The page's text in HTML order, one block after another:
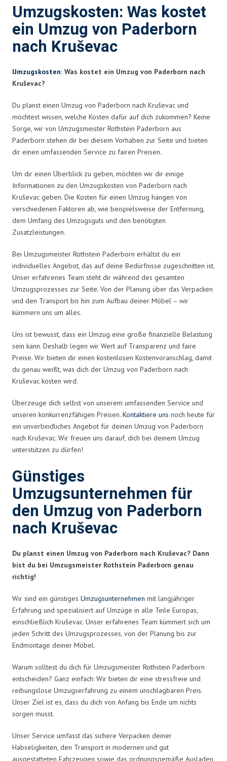
Umzugskosten: Was kostet
ein Umzug von Paderborn
nach Kruševac
Umzugskosten: Was kostet ein Umzug von Paderborn nach
Kruševac?
Du planst einen Umzug von Paderborn nach Kruševac und
möchtest wissen, welche Kosten dafür auf dich zukommen? Keine
Sorge, wir von Umzugsmeister Rothstein Paderborn aus
Paderborn stehen dir bei diesem Vorhaben zur Seite und bieten
dir einen umfassenden Service zu fairen Preisen.
Um dir einen Überblick zu geben, möchten wir dir einige
Informationen zu den Umzugskosten von Paderborn nach
Kruševac geben. Die Kosten für einen Umzug hängen von
verschiedenen Faktoren ab, wie beispielsweise der Entfernung,
dem Umfang des Umzugsguts und den benötigten
Zusatzleistungen.
Bei Umzugsmeister Rothstein Paderborn erhältst du ein
individuelles Angebot, das auf deine Bedürfnisse zugeschnitten ist.
Unser erfahrenes Team steht dir während des gesamten
Umzugsprozesses zur Seite. Von der Planung über das Verpacken
und den Transport bis hin zum Aufbau deiner Möbel – wir
kümmern uns um alles.
Uns ist bewusst, dass ein Umzug eine große finanzielle Belastung
sein kann. Deshalb legen wir Wert auf Transparenz und faire
Preise. Wir bieten dir einen kostenlosen Kostenvoranschlag, damit
du genau weißt, was dich der Umzug von Paderborn nach
Kruševac kosten wird.
Überzeuge dich selbst von unserem umfassenden Service und
unseren konkurrenzfähigen Preisen. Kontaktiere uns noch heute für
ein unverbindliches Angebot für deinen Umzug von Paderborn
nach Kruševac. Wir freuen uns darauf, dich bei deinem Umzug
unterstützen zu dürfen!
Günstiges
Umzugsunternehmen für
den Umzug von Paderborn
nach Kruševac
Du planst einen Umzug von Paderborn nach Kruševac? Dann
bist du bei Umzugsmeister Rothstein Paderborn genau
richtig!
Wir sind ein günstiges Umzugsunternehmen mit langjähriger
Erfahrung und spezialisiert auf Umzüge in alle Teile Europas,
einschließlich Kruševac. Unser erfahrenes Team kümmert sich um
jeden Schritt des Umzugsprozesses, von der Planung bis zur
Endmontage deiner Möbel.
Warum solltest du dich für Umzugsmeister Rothstein Paderborn
entscheiden? Ganz einfach: Wir bieten dir eine stressfreie und
reibungslose Umzugserfahrung zu einem unschlagbaren Preis.
Unser Ziel ist es, dass du dich von Anfang bis Ende um nichts
sorgen musst.
Unser Service umfasst das sichere Verpacken deiner
Habseligkeiten, den Transport in modernen und gut
ausgestatteten Fahrzeugen sowie das ordnungsgemäße Ausladen